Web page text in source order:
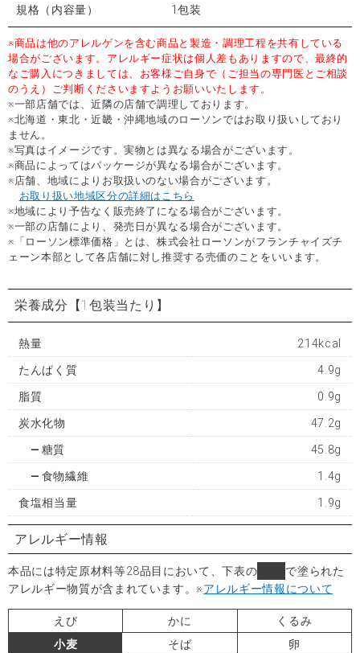
規格（内容量） 1包装
※商品は他のアレルゲンを含む商品と製造・調理工程を共有している
場合がございます。アレルギー症状は個人差もありますので、最終的
なご購入につきましては、お客様ご自身で（ご担当の専門医とご相談
のうえ）ご判断くださいますようお願いいたします。
※一部店舗では、近隣の店舗で調理しております。
※北海道・東北・近畿・沖縄地域のローソンではお取り扱いしており
ません。
※写真はイメージです。実物とは異なる場合がございます。
※商品によってはパッケージが異なる場合がございます。
※店舗、地域によりお取扱いのない場合がございます。
お取り扱い地域区分の詳細はこちら
※地域により予告なく販売終了になる場合がございます。
※一部の店舗により、発売日が異なる場合がございます。
※「ローソン標準価格」とは、株式会社ローソンがフランチャイズチ
ェーン本部として各店舗に対し推奨する売価のことをいいます。
栄養成分 【1包装当たり】
熱量 214kcal
たんぱく質 4.9g
脂質 0.9g
炭水化物 47.2g
糖質 45.8g
食物繊維 1.4g
食塩相当量 1.9g
アレルギー情報
本品には特定原材料等28品目において、下表の
で塗られた
アレルギー物質が含まれています。※アレルギー情報について
えび かに
くるみ
小麦
そば
卵